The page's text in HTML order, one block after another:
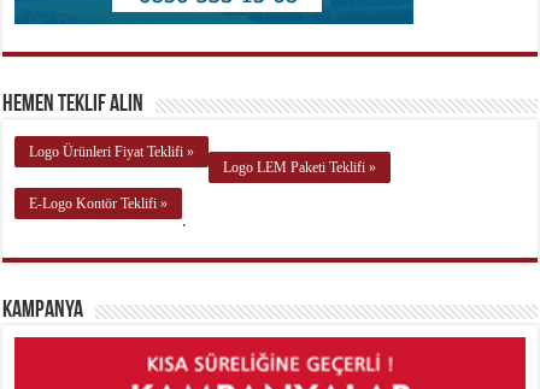
Hemen Teklif Alın
Logo Ürünleri Fiyat Teklifi »
Logo LEM Paketi Teklifi »
E-Logo Kontör Teklifi »
.
Kampanya